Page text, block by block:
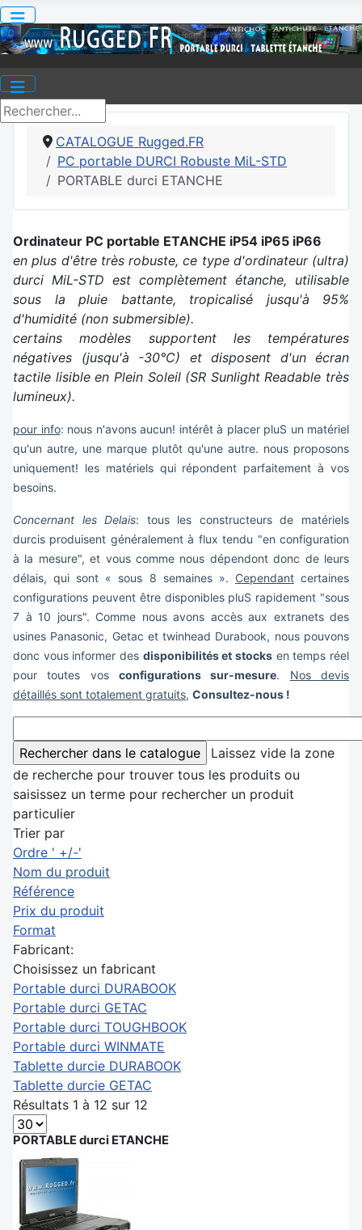
CATALOGUE Rugged.FR
PC portable DURCI Robuste MiL-STD
PORTABLE durci ETANCHE
Ordinateur PC portable ETANCHE iP54 iP65 iP66
en plus d'être très robuste, ce type d'ordinateur (ultra)
durci MiL-STD est complètement étanche, utilisable
sous la pluie battante, tropicalisé jusqu'à 95%
d'humidité (non submersible).
certains modèles supportent les températures
négatives (jusqu'à -30°C) et disposent d'un écran
tactile lisible en Plein Soleil (SR Sunlight Readable très
lumineux).
pour info: nous n'avons aucun! intérêt à placer pluS un matériel
qu'un autre, une marque plutôt qu'une autre. nous proposons
uniquement! les matériels qui répondent parfaitement à vos
besoins.
Concernant les Delais: tous les constructeurs de matériels
durcis produisent généralement à flux tendu "en configuration
à la mesure", et vous comme nous dépendont donc de leurs
délais, qui sont « sous 8 semaines ». Cependantcertaines
configurations peuvent être disponibles pluS rapidement "sous
7 à 10 jours". Comme nous avons accès aux extranets des
usines Panasonic, Getac et twinhead Durabook, nous pouvons
donc vous informer des disponibilités et stocks en temps réel
pour toutes vos configurations sur-mesure. Nos devis
détaillés sont totalement gratuits, Consultez-nous !
Laissez vide la zone
de recherche pour trouver tous les produits ou
saisissez un terme pour rechercher un produit
particulier
Trier par
Ordre ' +/-'
Nom du produit
Référence
Prix du produit
Format
Fabricant:
Choisissez un fabricant
Portable durci DURABOOK
Portable durci GETAC
Portable durci TOUGHBOOK
Portable durci WINMATE
Tablette durcie DURABOOK
Tablette durcie GETAC
Résultats 1 à 12 sur 12
PORTABLE durci ETANCHE